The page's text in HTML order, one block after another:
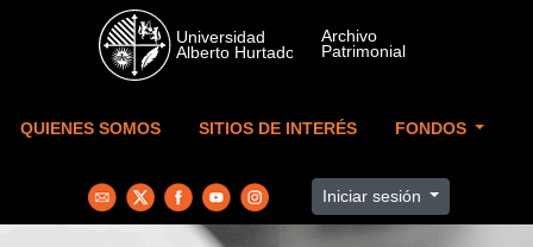
Skip to main content
QUIENES SOMOS SITIOS DE INTERÉS FONDOS
Iniciar sesión